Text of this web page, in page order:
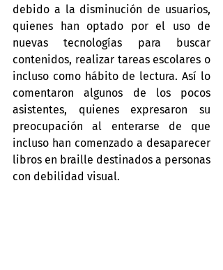
debido a la disminución de usuarios,
quienes han optado por el uso de
nuevas tecnologías para buscar
contenidos, realizar tareas escolares o
incluso como hábito de lectura. Así lo
comentaron algunos de los pocos
asistentes, quienes expresaron su
preocupación al enterarse de que
incluso han comenzado a desaparecer
libros en braille destinados a personas
con debilidad visual.